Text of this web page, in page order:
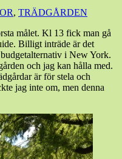
, TRÄDGÅRDEN
målet. Kl 13 fick man gå
Billigt inträde är det
i New York.
och jag kan hålla med.
är för stela och
jag inte om, men denna